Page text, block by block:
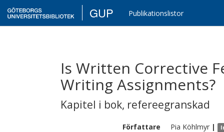
GUP Publikationslistor
Is Written Corrective
Writing Assignments?
Kapitel i bok, refereegranskad
Författare Pia Köhlmyr |